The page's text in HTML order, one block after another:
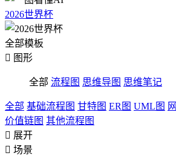
2026世界杯
全部模板
 图形
全部 流程图 思维导图 思维笔记
全部 基础流程图 甘特图 ER图 UML图
价值链图 其他流程图
 展开
 场景